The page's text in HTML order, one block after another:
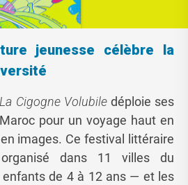
jeunesse célèbre la
La Cigogne Volubiledéploie ses
pour un voyage haut en
images. Ce festival littéraire
dans 11 villes du
enfants de 4 à 12 ans — et les